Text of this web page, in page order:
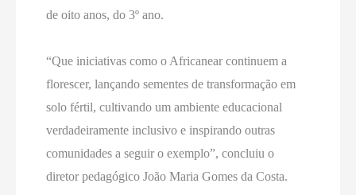
de oito anos, do 3º ano.
“Que iniciativas como o Africanear continuem a
florescer, lançando sementes de transformação em
solo fértil, cultivando um ambiente educacional
verdadeiramente inclusivo e inspirando outras
comunidades a seguir o exemplo”, concluiu o
diretor pedagógico João Maria Gomes da Costa.